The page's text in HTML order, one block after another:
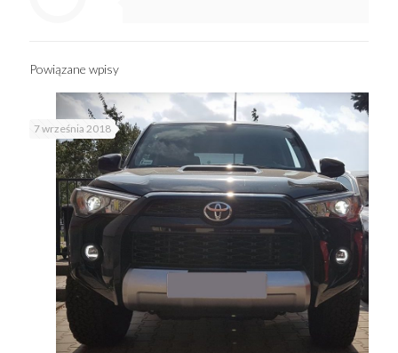
Powiązane wpisy
7 września 2018